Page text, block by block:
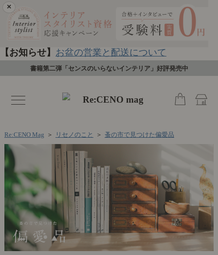
×
【お知らせ】 お盆の営業と配送について
書籍第二弾「センスのいらないインテリア」好評発売中
toggle
navigation
Re:CENO Mag ＞ リセノのこと ＞ 蚤の市で見つけた偏愛品